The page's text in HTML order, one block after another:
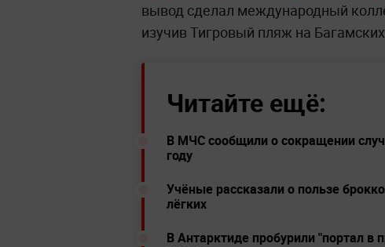
вывод сделал международный
изучив Тигровый пляж на
Читайте ещё:
В МЧС сообщили о сокращении
году
Учёные рассказали о пользе
лёгких
В Антарктиде пробурили "портал